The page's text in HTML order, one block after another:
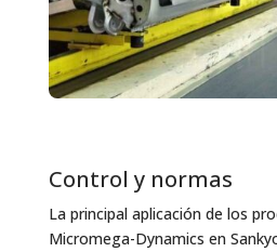
Control y normas
La principal aplicación de los
Micromega-Dynamics en